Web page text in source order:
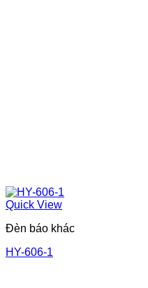
Quick View
Đèn báo khác
HY-606-1